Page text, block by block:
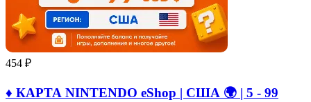
454 ₽
♦️ КАРТА NINTENDO eShop | США 🌍 | 5 - 99